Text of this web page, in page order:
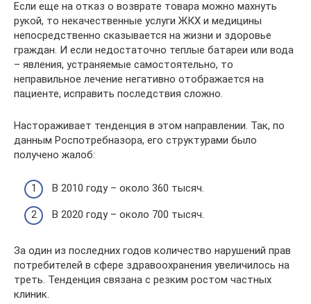
Если еще на отказ о возврате товара можно махнуть
рукой, то некачественные услуги ЖКХ и медицины
непосредственно сказывается на жизни и здоровье
граждан. И если недостаточно теплые батареи или вода
– явления, устраняемые самостоятельно, то
неправильное лечение негативно отображается на
пациенте, исправить последствия сложно.
Настораживает тенденция в этом направлении. Так, по
данным Роспотребназора, его структурами было
получено жалоб:
В 2010 году – около 360 тысяч.
В 2020 году – около 700 тысяч.
За один из последних годов количество нарушений прав
потребителей в сфере здравоохранения увеличилось на
треть. Тенденция связана с резким ростом частных
клиник.